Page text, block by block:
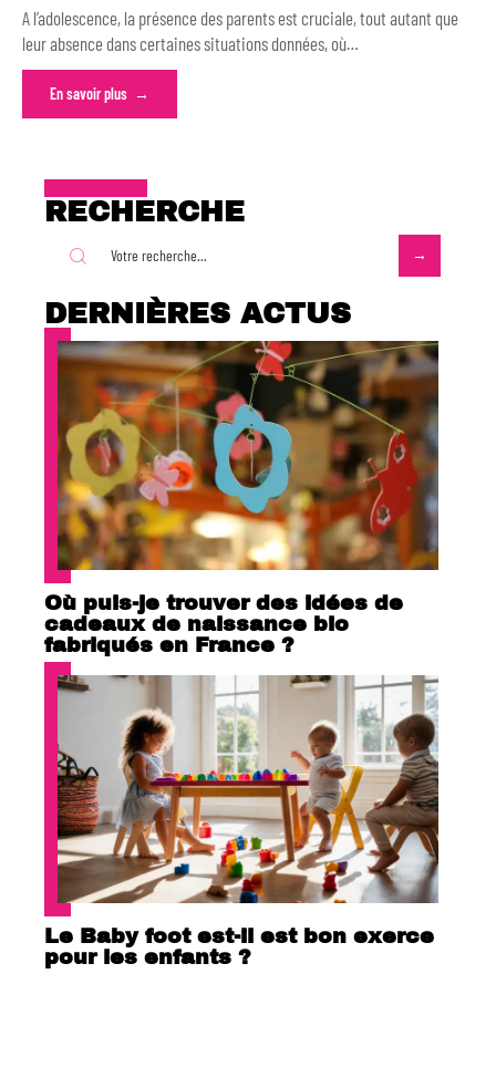
A l’adolescence, la présence des parents est cruciale, tout autant que
leur absence dans certaines situations données, où…
En savoir plus
RECHERCHE
DERNIÈRES ACTUS
Où puis-je trouver des idées de
cadeaux de naissance bio
fabriqués en France ?
Le Baby foot est-il est bon exerce
pour les enfants ?